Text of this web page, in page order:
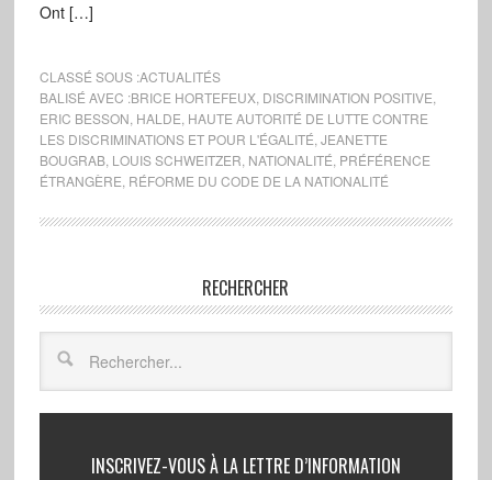
Ont […]
CLASSÉ SOUS :ACTUALITÉS
BALISÉ AVEC :BRICE HORTEFEUX, DISCRIMINATION POSITIVE
ERIC BESSON HALDE HAUTE AUTORITÉ DE LUTTE CONTRE
LES DISCRIMINATIONS ET POUR L'ÉGALITÉ JEANETTE
BOUGRAB, LOUIS SCHWEITZER NATIONALITÉ PRÉFÉRENCE
ÉTRANGÈRE RÉFORME DU CODE DE LA NATIONALITÉ
RECHERCHER
INSCRIVEZ-VOUS À LA LETTRE D’INFORMATION